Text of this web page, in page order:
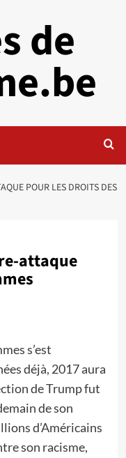
de
POUR LES DROITS DES
attaque
s’est
déjà, 2017 aura
de Trump fut
de son
d’Américains
son racisme,